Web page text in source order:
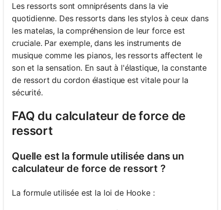
Les ressorts sont omniprésents dans la vie
quotidienne. Des ressorts dans les stylos à ceux dans
les matelas, la compréhension de leur force est
cruciale. Par exemple, dans les instruments de
musique comme les pianos, les ressorts affectent le
son et la sensation. En saut à l'élastique, la constante
de ressort du cordon élastique est vitale pour la
sécurité.
FAQ du calculateur de force de
ressort
Quelle est la formule utilisée dans un
calculateur de force de ressort ?
La formule utilisée est la loi de Hooke :